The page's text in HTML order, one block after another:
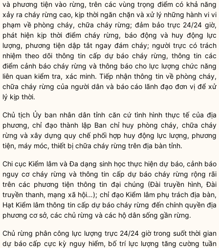
và phương tiện vào rừng, trên các vùng trọng điểm có khả năng
xảy ra cháy rừng cao, kịp thời ngăn chặn và xử lý những hành vi vi
phạm về phòng cháy, chữa cháy rừng; đảm bảo trực 24/24 giờ,
phát hiện kịp thời điểm cháy rừng, báo động và huy động lực
lượng, phương tiện dập tắt ngay đám cháy; người trực có trách
nhiệm theo dõi thông tin cấp dự báo cháy rừng, thông tin các
điểm cảnh báo cháy rừng và thông báo cho lực lượng chức năng
liên quan kiểm tra, xác minh. Tiếp nhận thông tin về phòng cháy,
chữa cháy rừng của người dân và báo cáo lãnh đạo đơn vị để xử
lý kịp thời.
Chủ tịch Ủy ban nhân dân tỉnh căn cứ tình hình thực tế của địa
phương,chỉ đạothành lập Ban chỉ huy phòng cháy, chữa cháy
rừng và xây dựng quy chếphối hợp huy động lực lượng, phương
tiện, máy móc, thiết bị chữa cháy rừng trên địa bàn tỉnh.
Chi cục Kiểm lâm và Đa dạng sinh học thực hiện dự báo, cảnh báo
nguy cơ cháy rừng và thông tin cấp dự báo cháy rừng rộng rãi
trên các phương tiện thông tin đại chúng (Đài truyền hình, Đài
truyền thanh, mạng xã hội…); chỉ đạo Kiểm lâm phụ tráchđịa bàn,
Hạt Kiểm lâm thông tin cấp dự báo cháy rừng đến chính quyềnđịa
phương cơ sở, các chủ rừng và các hộ dân sống gần rừng.
Chủ rừng phân công lực lượng trực 24/24 giờ trong suốt thời gian
dự báo cấp cực kỳ nguy hiểm, bố trí lực lượng tăng cường tuần